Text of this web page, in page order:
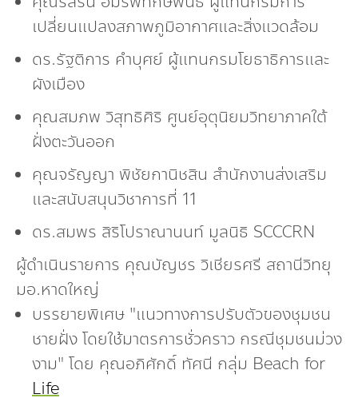
เปลี่ยนแปลงสภาพภูมิอากาศและสิ่งแวดล้อม
ดร.รัฐติการ คำบุศย์ ผู้แทนกรมโยธาธิการและ
ผังเมือง
คุณสมภพ วิสุทธิศิริ ศูนย์อุตุนิยมวิทยาภาคใต้
ฝั่งตะวันออก
คุณจรัญญา พิชัยกานิชสิน สำนักงานส่งเสริม
และสนับสนุนวิชาการที่ 11
ดร.สมพร สิริโปราณานนท์ มูลนิธิ SCCCRN
ผู้ดำเนินรายการ คุณบัญชร วิเชียรศรี สถานีวิทยุ
มอ.หาดใหญ่
บรรยายพิเศษ "แนวทางการปรับตัวของชุมชน
ชายฝั่ง โดยใช้มาตรการชั่วคราว กรณีชุมชนม่วง
งาม" โดย คุณอภิศักดิ์ ทัศนี กลุ่ม Beach for
Life